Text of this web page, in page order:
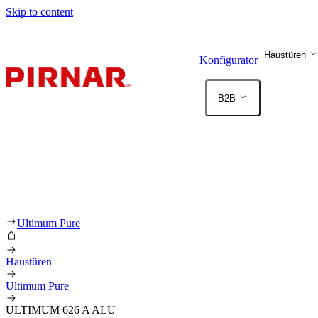
Skip to content
Konfigurator Haustüren
B2B
Ultimum Pure
Haustüren
Ultimum Pure
ULTIMUM 626 A ALU